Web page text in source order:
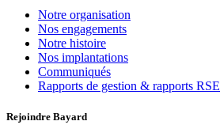
Notre organisation
Nos engagements
Notre histoire
Nos implantations
Communiqués
Rapports de gestion & rapports RSE
Rejoindre Bayard